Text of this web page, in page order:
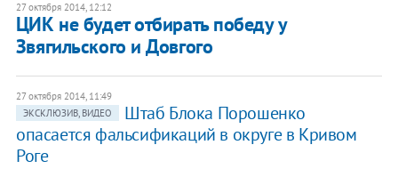
27 октября 2014, 12:12
ЦИК не будет отбирать победу у
Звягильского и Довгого
27 октября 2014, 11:49
ЭКСКЛЮЗИВ, ВИДЕО
Штаб Блока Порошенко
опасается фальсификаций в округе в Кривом
Роге